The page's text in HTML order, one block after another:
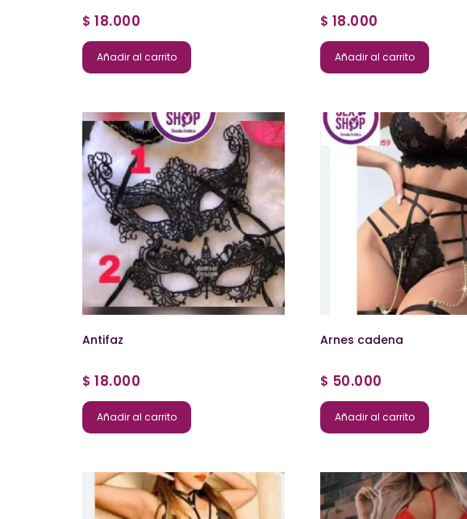
$ 18.000
Añadir al carrito
$ 18.000
Añadir al carrito
Antifaz
$ 18.000
Añadir al carrito
Arnes cadena
$ 50.000
Añadir al carrito